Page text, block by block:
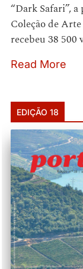
“Dark Safari”,
Coleção de
recebeu 38
Read More
EDIÇÃO 18